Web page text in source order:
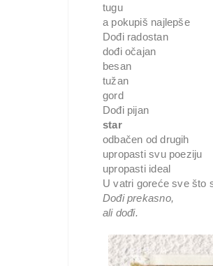
tugu
a pokupiš najlepše
Dođi radostan
dođi očajan
besan
tužan
gord
Dođi pijan
star
odbačen od drugih
upropasti svu poeziju
upropasti ideal
U vatri goreće sve što
Dođi prekasno,
ali dođi.